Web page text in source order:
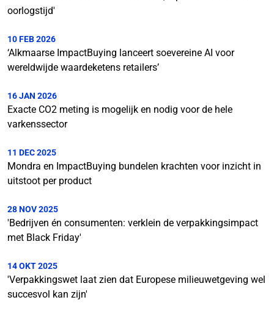
oorlogstijd'
10 FEB 2026
‘Alkmaarse ImpactBuying lanceert soevereine AI voor
wereldwijde waardeketens retailers’
16 JAN 2026
Exacte CO2 meting is mogelijk en nodig voor de hele
varkenssector
11 DEC 2025
Mondra en ImpactBuying bundelen krachten voor inzicht in
uitstoot per product
28 NOV 2025
'Bedrijven én consumenten: verklein de verpakkingsimpact
met Black Friday'
14 OKT 2025
'Verpakkingswet laat zien dat Europese milieuwetgeving wel
succesvol kan zijn'